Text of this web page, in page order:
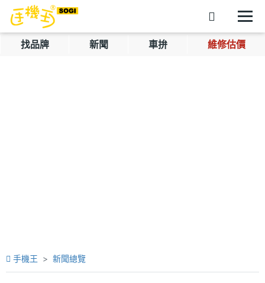
找品牌 新聞 車拚 維修估價
手機王 新聞總覽